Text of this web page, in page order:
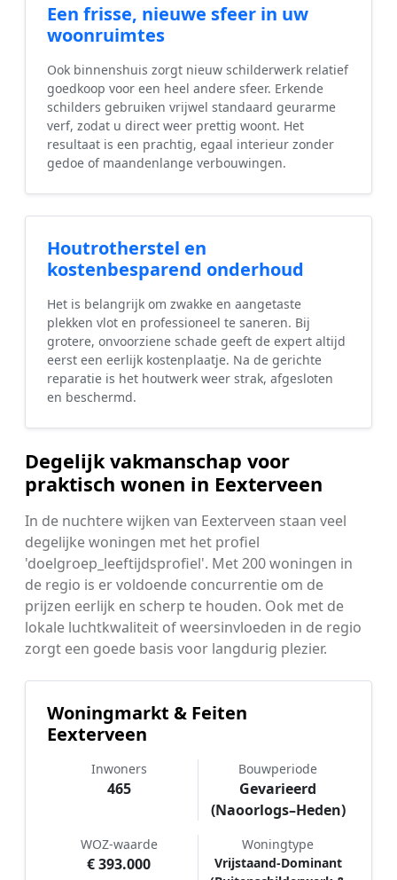
Een frisse, nieuwe sfeer in uw
woonruimtes
Ook binnenshuis zorgt nieuw schilderwerk relatief
goedkoop voor een heel andere sfeer. Erkende
schilders gebruiken vrijwel standaard geurarme
verf, zodat u direct weer prettig woont. Het
resultaat is een prachtig, egaal interieur zonder
gedoe of maandenlange verbouwingen.
Houtrotherstel en
kostenbesparend onderhoud
Het is belangrijk om zwakke en aangetaste
plekken vlot en professioneel te saneren. Bij
grotere, onvoorziene schade geeft de expert altijd
eerst een eerlijk kostenplaatje. Na de gerichte
reparatie is het houtwerk weer strak, afgesloten
en beschermd.
Degelijk vakmanschap voor
praktisch wonen in Eexterveen
In de nuchtere wijken van Eexterveen staan veel
degelijke woningen met het profiel
'doelgroep_leeftijdsprofiel'. Met 200 woningen in
de regio is er voldoende concurrentie om de
prijzen eerlijk en scherp te houden. Ook met de
lokale luchtkwaliteit of weersinvloeden in de regio
zorgt een goede basis voor langdurig plezier.
Woningmarkt & Feiten
Eexterveen
Inwoners
465
Bouwperiode
Gevarieerd
(Naoorlogs–Heden)
WOZ-waarde
€ 393.000
Woningtype
Vrijstaand-Dominant